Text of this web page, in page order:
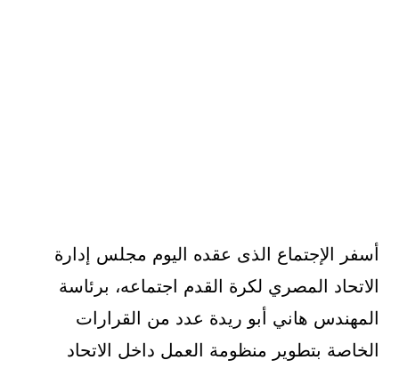
أسفر الإجتماع الذى عقده اليوم مجلس إدارة
الاتحاد المصري لكرة القدم اجتماعه، برئاسة
المهندس هاني أبو ريدة عدد من القرارات
الخاصة بتطوير منظومة العمل داخل الاتحاد